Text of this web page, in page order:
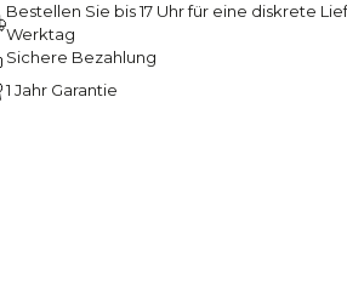
Bestellen Sie bis 17 Uhr für eine diskrete
Werktag
Sichere Bezahlung
1 Jahr Garantie